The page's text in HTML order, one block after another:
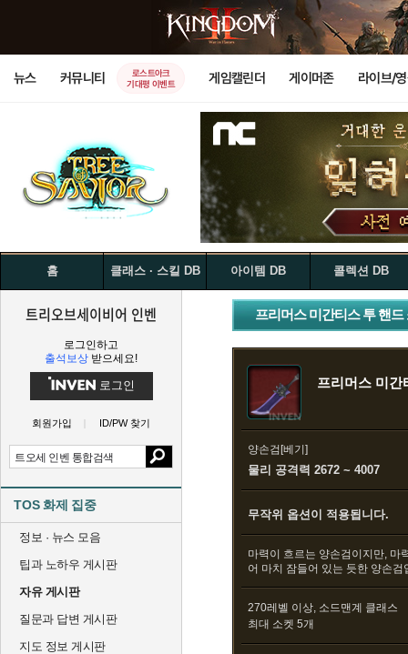
뉴스 커뮤니티
로스트아크
기대평 이벤트
게임캘린더 게이머존 라이브/
홈 클래스 · 스킬 DB 아이템 DB 콜렉션 DB
트리오브세이비어 인벤
로그인하고
출석보상 받으세요!
로그인
회원가입 ID/PW 찾기
TOS 화제 집중
정보 · 뉴스 모음
팁과 노하우 게시판
자유 게시판
질문과 답변 게시판
지도 정보 게시판
프리머스 미간티스 투 핸드
프리머스 미간
양손검[베기]
물리 공격력 2672 ~ 4007
무작위 옵션이 적용됩니다.
마력이 흐르는 양손검이지만, 마
어 마치 잠들어 있는 듯한 양손검
270레벨 이상, 소드맨계 클래스
최대 소켓 5개